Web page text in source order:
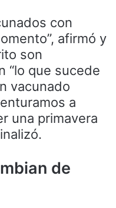
con
afirmó y
son
“lo que sucede
vacunado
a
una primavera
de